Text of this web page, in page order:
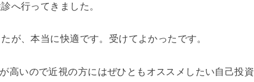
へ行ってきました。
が、本当に快適です。受けてよかったです。
高いので近視の方にはぜひともオススメしたい自己投資